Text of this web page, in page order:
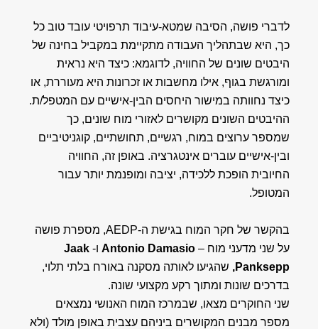
לדברי פושה, הסיבה שמטא-עיבוד תרפויטי עובד טוב כל
כך, היא שבתהליך העבודה מתקיימת במקביל בחינה של
היבטים שונים של החוויה, לדוגמא: כיצד היא נראית
ומורגשת בגוף, אילו מחשבות או זכרונות היא מעוררת, או
כיצד נחוותה במישור היחסים הבין-אישיים עם המטפל/ת.
ההיבטים השונים מקושרים לאזורי מוח שונים, כך
שמספר ערוצים במוח, רגשיים, תחושתיים, קוגניטיביים
ובין-אישיים עוברים אינטגרציה. באופן זה, החוויה
החיובית הופכת ללכידה, יציבה ומופנמת יותר עבור
המטופל.
בהקשר של חקר המוח בגישת ה-AEDP, מספרת פושה
על שני מדעני מוח – Antonio Damasio ו- Jaak
Panksepp,
שהגיעו לאותה מסקנה באורח בלתי תלוי,
בדרכים שונות ומתוך רקע מקצועי שונה.
שני החוקרים מצאו, שבמרכז המוח האנושי נמצאים
מספר מבנים המקושרים ביניהם עצבית באופן מולד (ולא